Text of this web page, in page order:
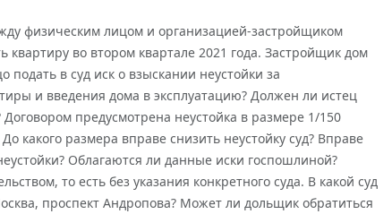
физическим лицом и организацией-застройщиком
квартиру во втором квартале 2021 года. Застройщик дом
в суд иск о взыскании неустойки за
и введения дома в эксплуатацию? Должен ли истец
предусмотрена неустойка в размере 1/150
размера вправе снизить неустойку суд? Вправе
Облагаются ли данные иски госпошлиной?
то есть без указания конкретного суда. В какой суд
проспект Андропова? Может ли дольщик обратиться